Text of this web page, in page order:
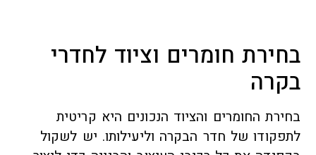
בחירת חומרים וציוד לחדרי
בקרה
בחירת החומרים והציוד הנכונים היא קריטית
לתפקודו של חדר הבקרה וליעילותו. יש לשקול